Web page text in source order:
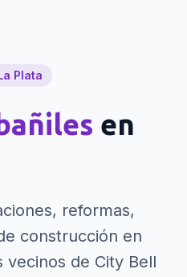
Plata
en
reformas,
construcción en
vecinos de City Bell